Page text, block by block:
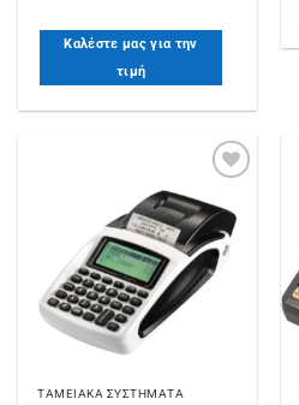
Καλέστε μας για την
τιμή
Πρόσθήκη
στην
λίστα
επιθυμιών
ΤΑΜΕΙΑΚΑ ΣΥΣΤΗΜΑΤΑ